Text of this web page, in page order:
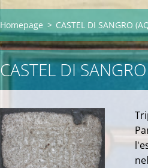
Homepage > CASTEL DI SANGRO
CASTEL DI